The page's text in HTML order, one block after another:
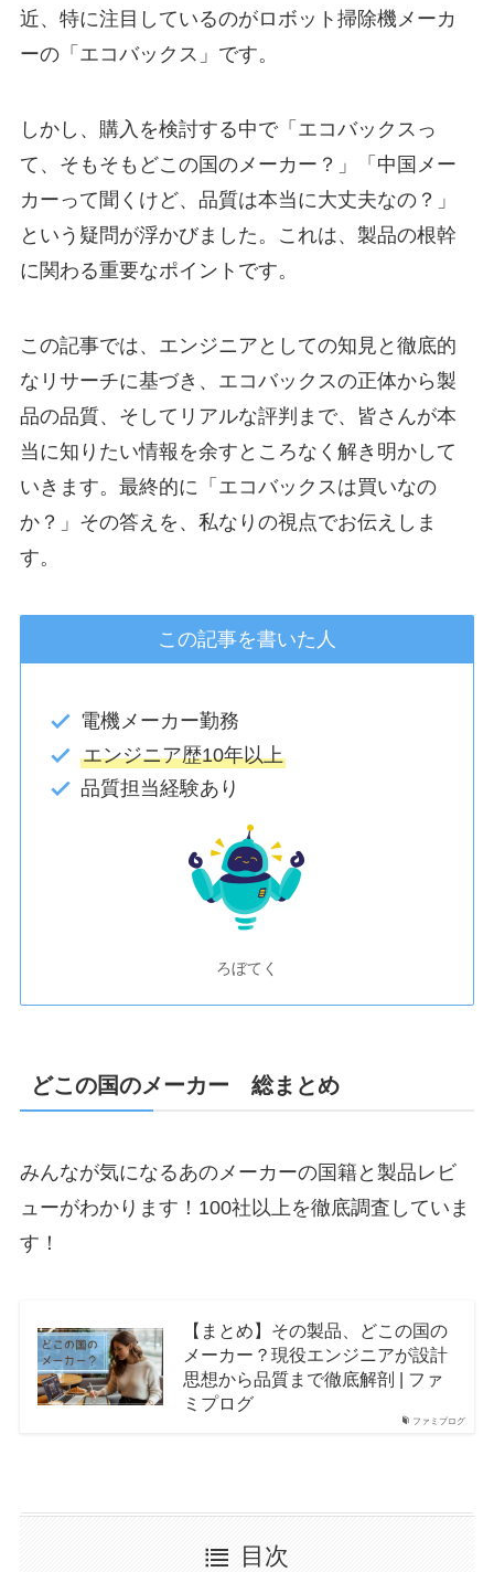
近、特に注目しているのがロボット掃除機メーカ
ーの「エコバックス」です。
しかし、購入を検討する中で「エコバックスっ
て、そもそもどこの国のメーカー？」「中国メー
カーって聞くけど、品質は本当に大丈夫なの？」
という疑問が浮かびました。これは、製品の根幹
に関わる重要なポイントです。
この記事では、エンジニアとしての知見と徹底的
なリサーチに基づき、エコバックスの正体から製
品の品質、そしてリアルな評判まで、皆さんが本
当に知りたい情報を余すところなく解き明かして
いきます。最終的に「エコバックスは買いなの
か？」その答えを、私なりの視点でお伝えしま
す。
この記事を書いた人
電機メーカー勤務
エンジニア歴10年以上
品質担当経験あり
ろぼてく
どこの国のメーカー 総まとめ
みんなが気になるあのメーカーの国籍と製品レビ
ューがわかります！100社以上を徹底調査していま
す！
ファミプログ
【まとめ】その製品、どこの国の
メーカー？現役エンジニアが設計
思想から品質まで徹底解剖 | ファ
ミプログ
目次